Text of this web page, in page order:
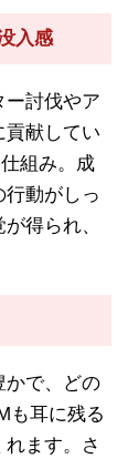
入感
ー討伐やア
貢献してい
組み。成
動がしっ
得られ、
かで、どの
も耳に残る
ます。さ